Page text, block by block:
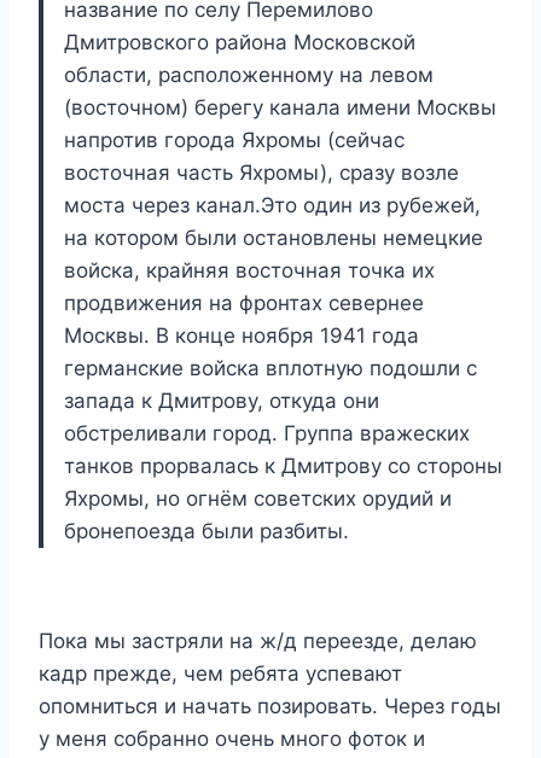
название по селу Перемилово
Дмитровского района Московской
области, расположенному на левом
(восточном) берегу канала имени Москвы
напротив города Яхромы (сейчас
восточная часть Яхромы), сразу возле
моста через канал.Это один из рубежей,
на котором были остановлены немецкие
войска, крайняя восточная точка их
продвижения на фронтах севернее
Москвы. В конце ноября 1941 года
германские войска вплотную подошли с
запада к Дмитрову, откуда они
обстреливали город. Группа вражеских
танков прорвалась к Дмитрову со стороны
Яхромы, но огнём советских орудий и
бронепоезда были разбиты.
Пока мы застряли на ж/д переезде, делаю
кадр прежде, чем ребята успевают
опомниться и начать позировать. Через годы
у меня собранно очень много фоток и